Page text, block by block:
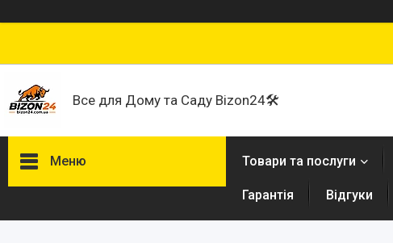
Все для Дому та Саду Bizon24🛠
Меню Товари та послуги
Гарантія Відгуки